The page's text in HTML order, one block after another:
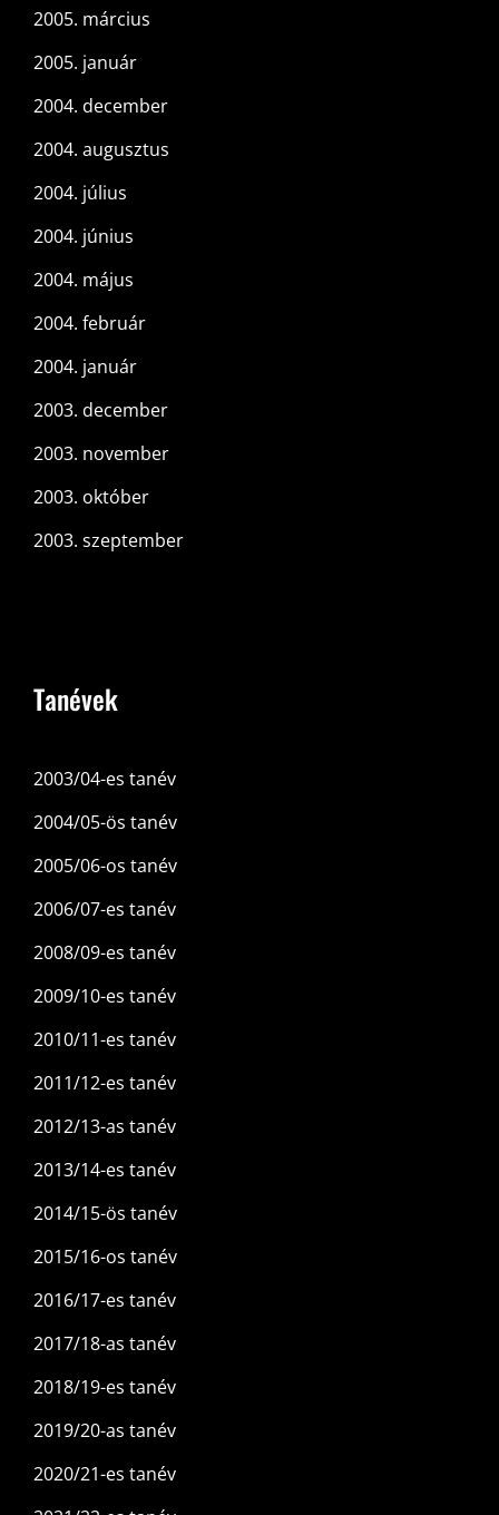
2005. március
2005. január
2004. december
2004. augusztus
2004. július
2004. június
2004. május
2004. február
2004. január
2003. december
2003. november
2003. október
2003. szeptember
Tanévek
2003/04-es tanév
2004/05-ös tanév
2005/06-os tanév
2006/07-es tanév
2008/09-es tanév
2009/10-es tanév
2010/11-es tanév
2011/12-es tanév
2012/13-as tanév
2013/14-es tanév
2014/15-ös tanév
2015/16-os tanév
2016/17-es tanév
2017/18-as tanév
2018/19-es tanév
2019/20-as tanév
2020/21-es tanév